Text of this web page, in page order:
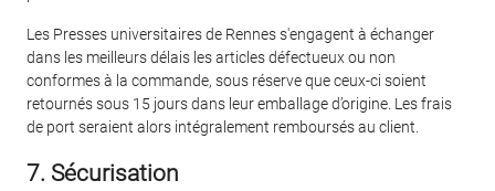
Les Presses universitaires de Rennes s'engagent à échanger
dans les meilleurs délais les articles défectueux ou non
conformes à la commande, sous réserve que ceux-ci soient
retournés sous 15 jours dans leur emballage d’origine. Les frais
de port seraient alors intégralement remboursés au client.
7. Sécurisation